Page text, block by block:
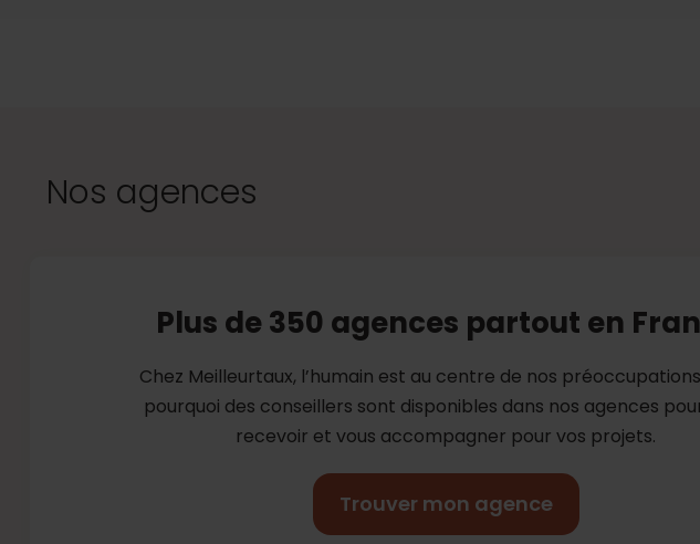
Nos agences
Plus de 350 agences partout en
Chez Meilleurtaux, l’humain est au centre de nos
pourquoi des conseillers sont disponibles dans nos agences
recevoir et vous accompagner pour vos projets.
Trouver mon agence